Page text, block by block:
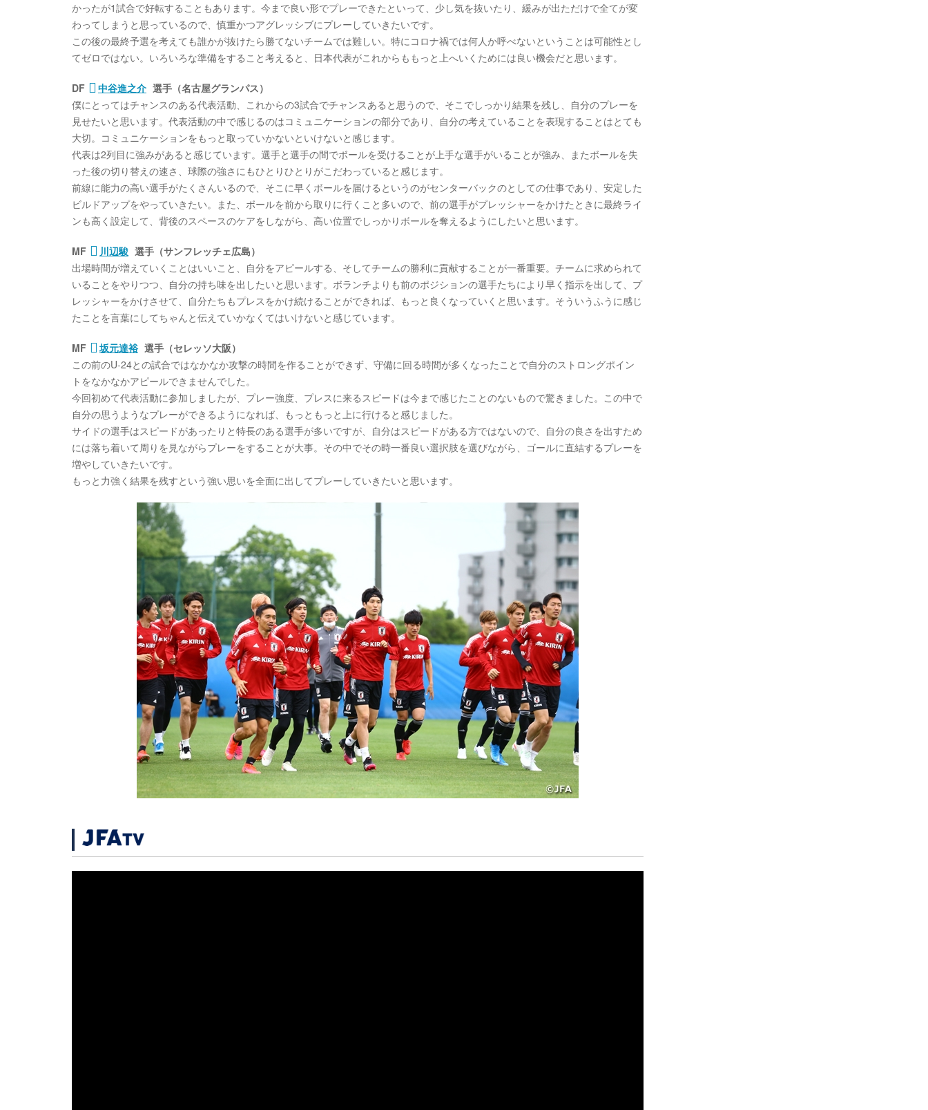
かったが1試合で好転することもあります。今まで良い形でプレーできたといって、少し気を抜いたり、緩みが出ただけで全てが変
わってしまうと思っているので、慎重かつアグレッシブにプレーしていきたいです。
この後の最終予選を考えても誰かが抜けたら勝てないチームでは難しい。特にコロナ禍では何人か呼べないということは可能性とし
てゼロではない。いろいろな準備をすること考えると、日本代表がこれからももっと上へいくためには良い機会だと思います。
DF 中谷進之介 選手（名古屋グランパス）
僕にとってはチャンスのある代表活動、これからの3試合でチャンスあると思うので、そこでしっかり結果を残し、自分のプレーを
見せたいと思います。代表活動の中で感じるのはコミュニケーションの部分であり、自分の考えていることを表現することはとても
大切。コミュニケーションをもっと取っていかないといけないと感じます。
代表は2列目に強みがあると感じています。選手と選手の間でボールを受けることが上手な選手がいることが強み、またボールを失
った後の切り替えの速さ、球際の強さにもひとりひとりがこだわっていると感じます。
前線に能力の高い選手がたくさんいるので、そこに早くボールを届けるというのがセンターバックのとしての仕事であり、安定した
ビルドアップをやっていきたい。また、ボールを前から取りに行くこと多いので、前の選手がプレッシャーをかけたときに最終ライ
ンも高く設定して、背後のスペースのケアをしながら、高い位置でしっかりボールを奪えるようにしたいと思います。
MF 川辺駿 選手（サンフレッチェ広島）
出場時間が増えていくことはいいこと、自分をアピールする、そしてチームの勝利に貢献することが一番重要。チームに求められて
いることをやりつつ、自分の持ち味を出したいと思います。ボランチよりも前のポジションの選手たちにより早く指示を出して、プ
レッシャーをかけさせて、自分たちもプレスをかけ続けることができれば、もっと良くなっていくと思います。そういうふうに感じ
たことを言葉にしてちゃんと伝えていかなくてはいけないと感じています。
MF 坂元達裕 選手（セレッソ大阪）
この前のU-24との試合ではなかなか攻撃の時間を作ることができず、守備に回る時間が多くなったことで自分のストロングポイン
トをなかなかアピールできませんでした。
今回初めて代表活動に参加しましたが、プレー強度、プレスに来るスピードは今まで感じたことのないもので驚きました。この中で
自分の思うようなプレーができるようになれば、もっともっと上に行けると感じました。
サイドの選手はスピードがあったりと特長のある選手が多いですが、自分はスピードがある方ではないので、自分の良さを出すため
には落ち着いて周りを見ながらプレーをすることが大事。その中でその時一番良い選択肢を選びながら、ゴールに直結するプレーを
増やしていきたいです。
もっと力強く結果を残すという強い思いを全面に出してプレーしていきたいと思います。